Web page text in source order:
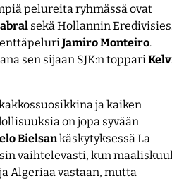
pelureita ryhmässä ovat
sekä Hollannin
Jamiro Monteiro.
sen sijaan SJK:n toppari
ja kaiken
on jopa syvään
Bielsankäskytyksessä La
vaihtelevasti, kun
Algeriaa vastaan, mutta